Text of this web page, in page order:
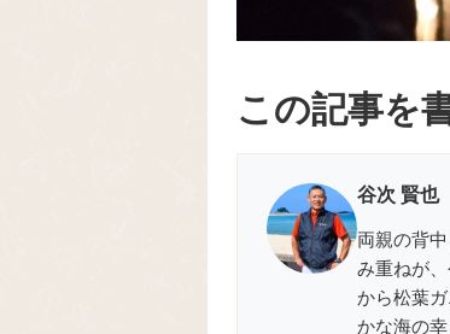
この記事を
谷次 賢
両親の背
み重ねが
から松葉
かな海の